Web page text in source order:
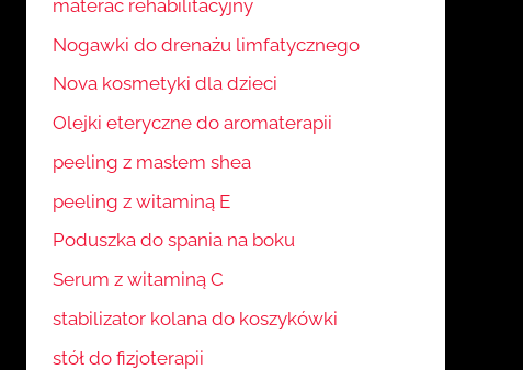
materac rehabilitacyjny
Nogawki do drenażu limfatycznego
Nova kosmetyki dla dzieci
Olejki eteryczne do aromaterapii
peeling z masłem shea
peeling z witaminą E
Poduszka do spania na boku
Serum z witaminą C
stabilizator kolana do koszykówki
stół do fizjoterapii